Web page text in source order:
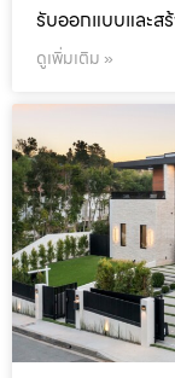
รับออกแบบและส
ดูเพิ่มเติม »